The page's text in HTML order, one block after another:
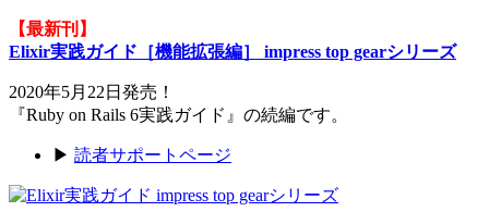
【最新刊】
Elixir実践ガイド［機能拡張編］ impress top gearシリーズ
2020年5月22日発売！
『Ruby on Rails 6実践ガイド』の続編です。
▶ 読者サポートページ